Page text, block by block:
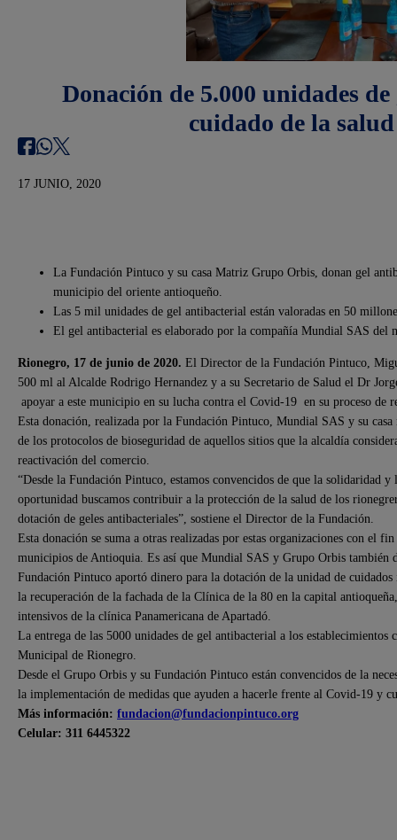
Donación de 5.000 unidades
cuidado de la
17 JUNIO, 2020
La Fundación Pintuco y su casa Matriz Grupo Orbis, donan gel
municipio del oriente antioqueño.
Las 5 mil unidades de gel antibacterial están valoradas en 50
El gel antibacterial es elaborado por la compañía Mundial SAS del
Rionegro, 17 de junio de 2020. El Director de la Fundación Pintuco,
500 ml al Alcalde Rodrigo Hernandez y a su Secretario de Salud el Dr
apoyar a este municipio en su lucha contra el Covid-19 en su proceso de
Esta donación, realizada por la Fundación Pintuco, Mundial SAS y su
de los protocolos de bioseguridad de aquellos sitios que la alcaldía
reactivación del comercio.
“Desde la Fundación Pintuco, estamos convencidos de que la solidaridad
oportunidad buscamos contribuir a la protección de la salud de los
dotación de geles antibacteriales”, sostiene el Director de la Fundación.
Esta donación se suma a otras realizadas por estas organizaciones con el
municipios de Antioquia. Es así que Mundial SAS y Grupo Orbis
Fundación Pintuco aportó dinero para la dotación de la unidad de
la recuperación de la fachada de la Clínica de la 80 en la capital
intensivos de la clínica Panamericana de Apartadó.
La entrega de las 5000 unidades de gel antibacterial a los
Municipal de Rionegro.
Desde el Grupo Orbis y su Fundación Pintuco están convencidos de la
la implementación de medidas que ayuden a hacerle frente al Covid-19 y
Más información: fundacion@fundacionpintuco.org
Celular: 311 6445322